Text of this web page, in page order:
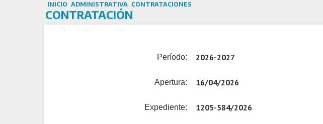
INICIO ADMINISTRATIVA CONTRATACIONES
CONTRATACIÓN
Período: 2026-2027
Apertura: 16/04/2026
Expediente: 1205-584/2026